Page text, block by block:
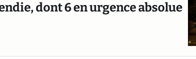
dont 6 en urgence absolue